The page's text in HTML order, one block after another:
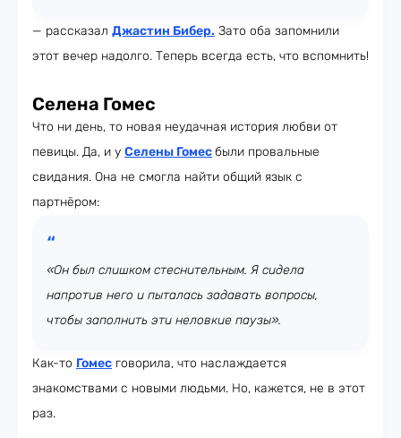
— рассказал Джастин Бибер. Зато оба запомнили
этот вечер надолго. Теперь всегда есть, что вспомнить!
Селена Гомес
Что ни день, то новая неудачная история любви от
певицы. Да, и у Селены Гомес были провальные
свидания. Она не смогла найти общий язык с
партнёром:
«Он был слишком стеснительным. Я сидела
напротив него и пыталась задавать вопросы,
чтобы заполнить эти неловкие паузы».
Как-то Гомес говорила, что наслаждается
знакомствами с новыми людьми. Но, кажется, не в этот
раз.